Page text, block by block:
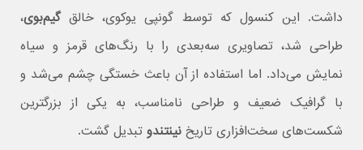
داشت. این کنسول که توسط گونپی یوکوی، خالقگیم‌بوی،
طراحی شد، تصاویری سه‌بعدی را با رنگ‌های قرمز و سیاه
نمایش می‌داد. اما استفاده از آن باعث خستگی چشم می‌شد و
با گرافیک ضعیف و طراحی نامناسب، به یکی از بزرگترین
شکست‌های سخت‌افزاری تاریخنینتندو تبدیل گشت.